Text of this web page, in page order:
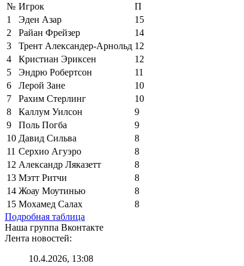
№ Игрок
П
1
Эден Азар
15
2
Райан Фрейзер
14
3
Трент Александер-Арнольд 12
4
Кристиан Эриксен
12
5
Эндрю Робертсон
11
6
Лерой Зане
10
7
Рахим Стерлинг
10
8
Каллум Уилсон
9
9
Поль Погба
9
10 Давид Сильва
8
11 Серхио Агуэро
8
12 Александр Ляказетт
8
13 Мэтт Ритчи
8
14 Жоау Моутинью
8
15 Мохамед Салах
8
Подробная таблица
Наша группа Вконтакте
Лента новостей:
10.4.2026, 13:08